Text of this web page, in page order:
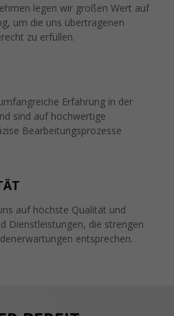
legen wir großen Wert auf
um die uns übertragenen
zu erfüllen.
Erfahrung in der
sind auf hochwertige
Bearbeitungsprozesse
auf höchste Qualität und
Dienstleistungen, die strengen
entsprechen.